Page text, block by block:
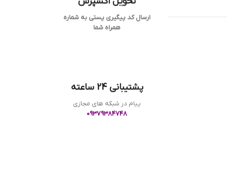
ارسال کد پیگیری پستی به شماره
همراه شما
پشتیبانی 24 ساعته
پیام در شبکه های مجازی
09379384748